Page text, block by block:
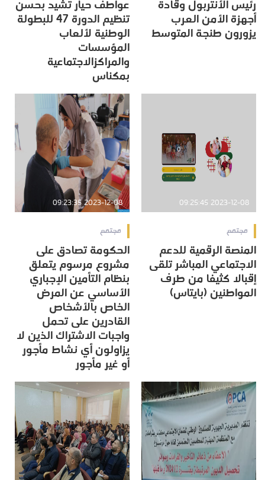
رئيس الأنتربول وقادة
أجهزة الأمن العرب
يزورون طنجة المتوسط
عواطف حيار تشيد بحسن
تنظيم الدورة 47 للبطولة
الوطنية لألعاب
المؤسسات
والمراكزالاجتماعية
بمكناس
2023-12-08 09:25:45
مجتمع
المنصة الرقمية للدعم
الاجتماعي المباشر تلقى
إقبالا كثيفا من طرف
المواطنين (بايتاس)
2023-12-08 09:23:35
مجتمع
الحكومة تصادق على
مشروع مرسوم يتعلق
بنظام التأمين الإجباري
الأساسي عن المرض
الخاص بالأشخاص
القادرين على تحمل
واجبات الاشتراك الذين لا
يزاولون أي نشاط مأجور
أو غير مأجور